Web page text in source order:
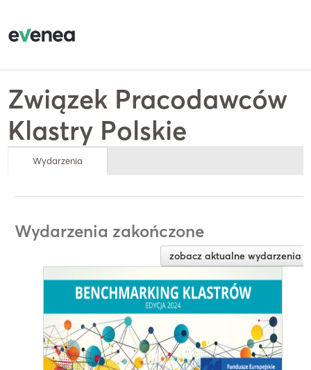
Związek Pracodawców
Klastry Polskie
Wydarzenia
Wydarzenia zakończone
zobacz aktualne wydarzenia